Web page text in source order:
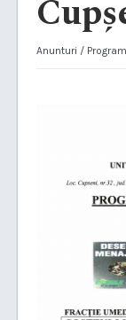
Anunturi /